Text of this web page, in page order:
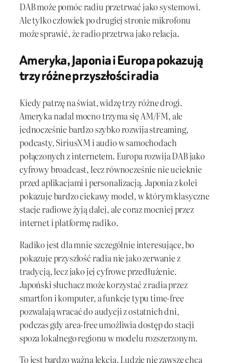
DAB może pomóc radiu przetrwać jako systemowi.
Ale tylko człowiek po drugiej stronie mikrofonu
może sprawić, że radio przetrwa jako relacja.
Ameryka, Japonia i Europa pokazują
trzy różne przyszłości radia
Kiedy patrzę na świat, widzę trzy różne drogi.
Ameryka nadal mocno trzyma się AM/FM, ale
jednocześnie bardzo szybko rozwija streaming,
podcasty, SiriusXM i audio w samochodach
połączonych z internetem. Europa rozwija DAB jako
cyfrowy broadcast, lecz równocześnie nie ucieknie
przed aplikacjami i personalizacją. Japonia z kolei
pokazuje bardzo ciekawy model, w którym klasyczne
stacje radiowe żyją dalej, ale coraz mocniej przez
internet i platformę radiko.
Radiko jest dla mnie szczególnie interesujące, bo
pokazuje przyszłość radia nie jako zerwanie z
tradycją, lecz jako jej cyfrowe przedłużenie.
Japoński słuchacz może korzystać z radia przez
smartfon i komputer, a funkcje typu time-free
pozwalają wracać do audycji z ostatnich dni,
podczas gdy area-free umożliwia dostęp do stacji
spoza lokalnego regionu w modelu rozszerzonym.
To jest bardzo ważna lekcja. Ludzie nie zawsze chcą